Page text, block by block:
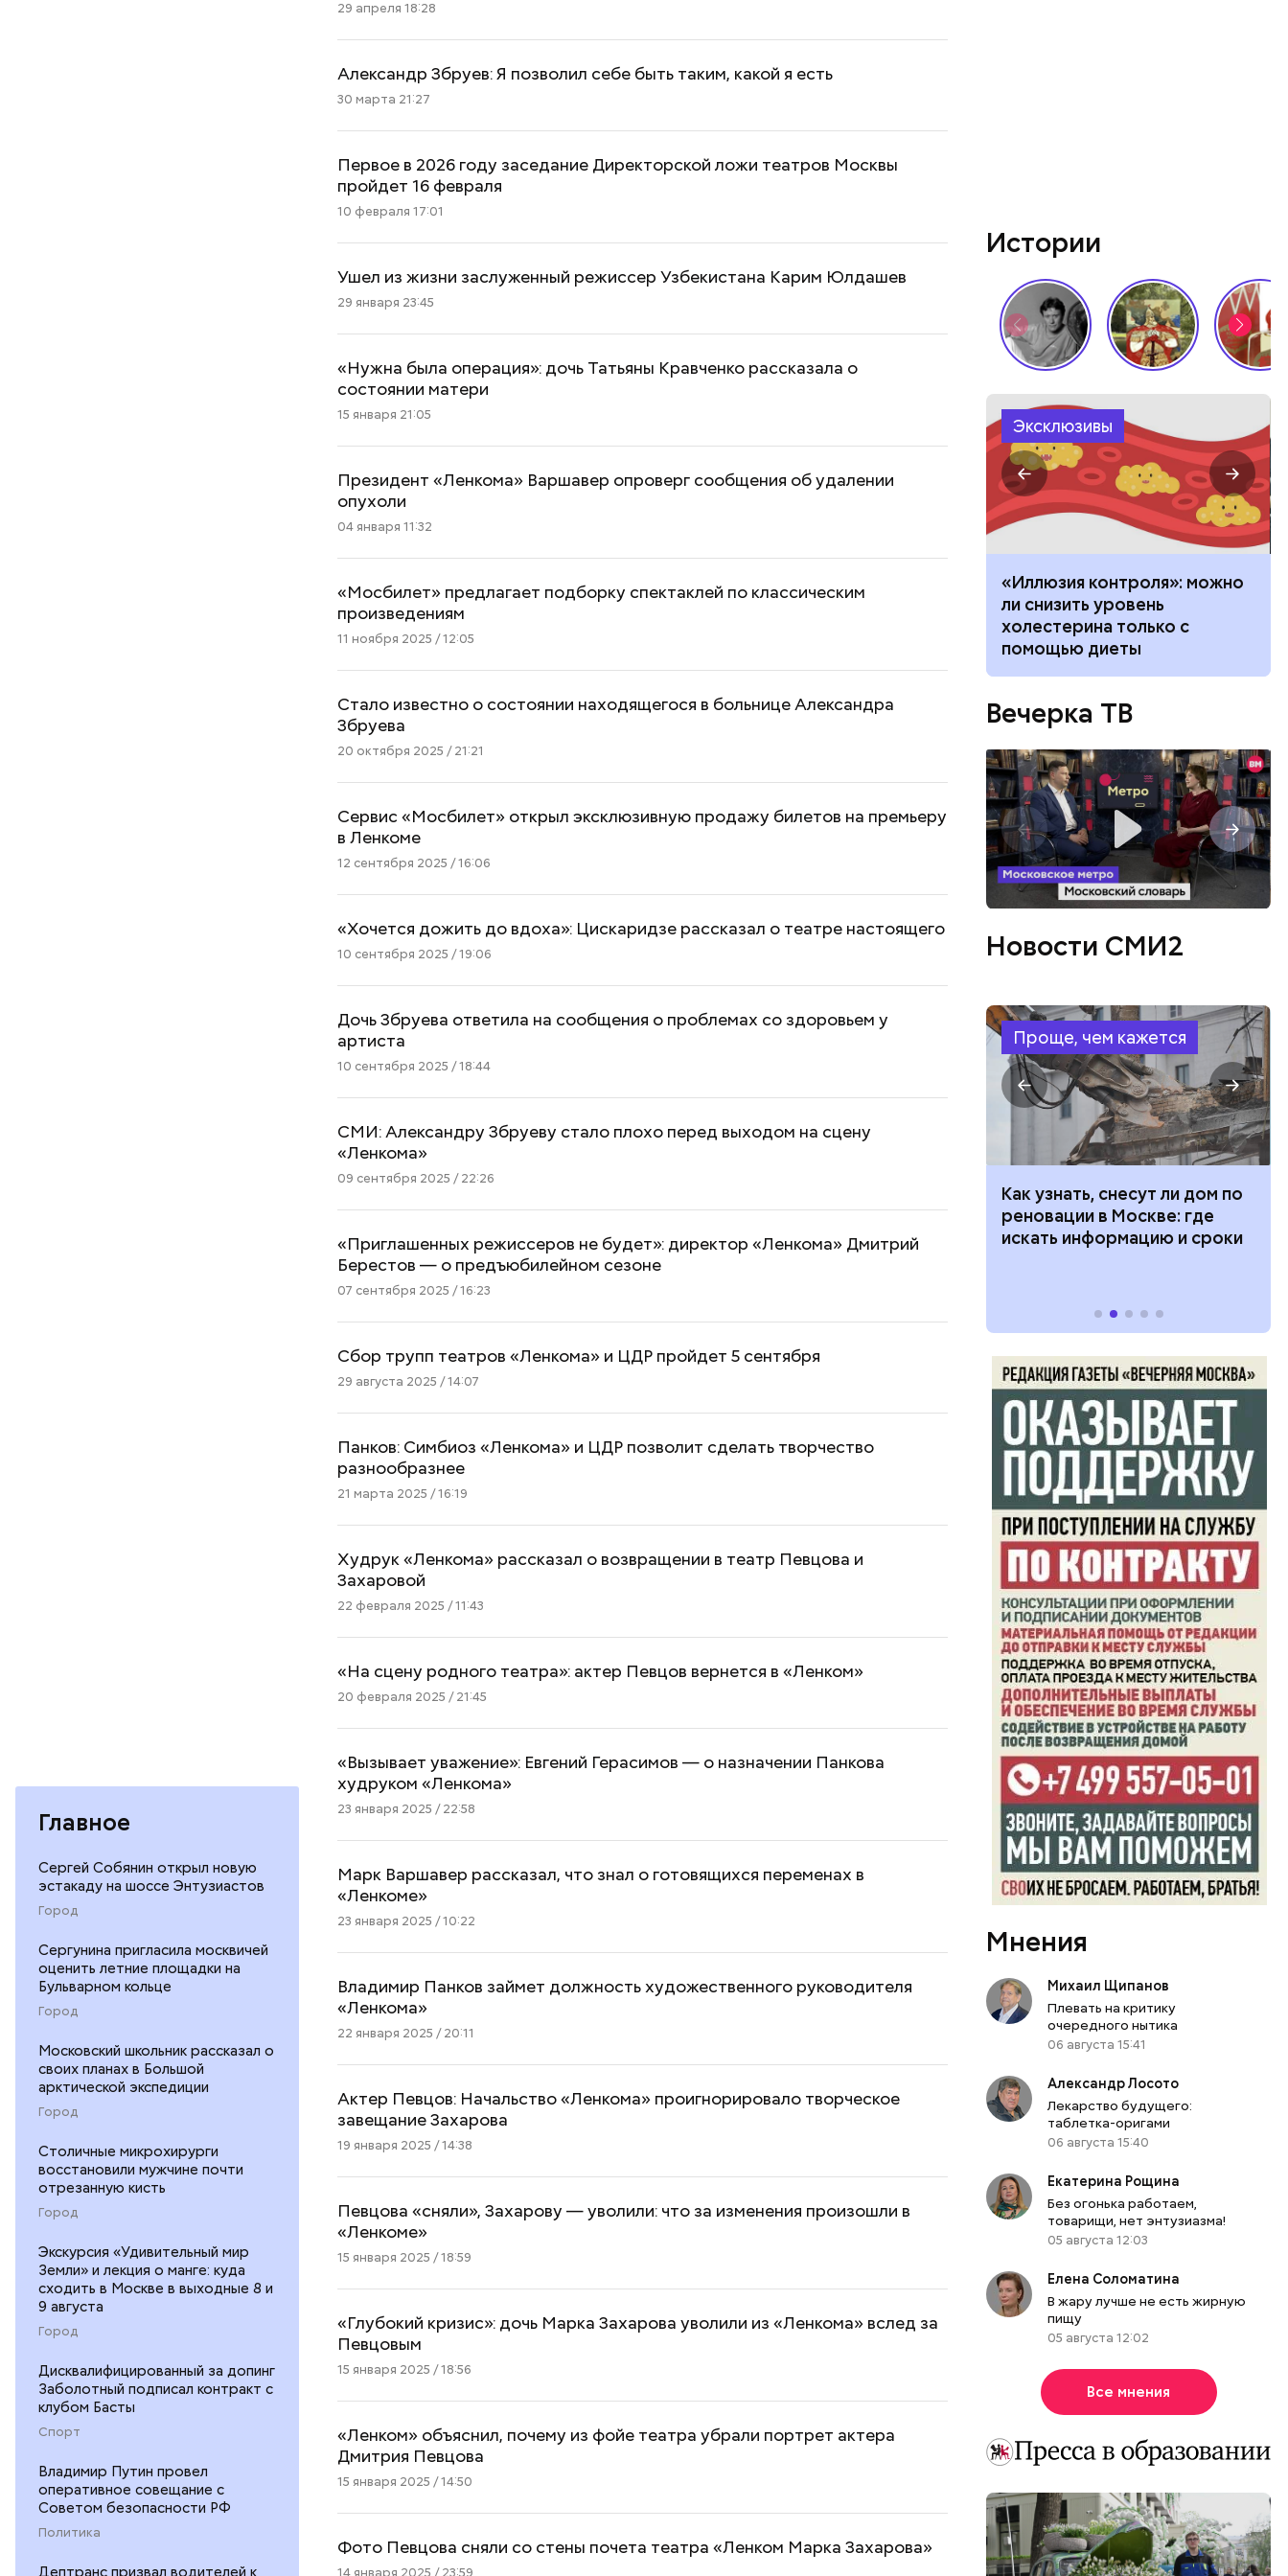
Главное
Сергей Собянин открыл новую
эстакаду на шоссе Энтузиастов
Город
Сергунина пригласила москвичей
оценить летние площадки на
Бульварном кольце
Город
Московский школьник рассказал о
своих планах в Большой
арктической экспедиции
Город
Столичные микрохирурги
восстановили мужчине почти
отрезанную кисть
Город
Экскурсия «Удивительный мир
Земли» и лекция о манге: куда
сходить в Москве в выходные 8 и
9 августа
Город
Дисквалифицированный за допинг
Заболотный подписал контракт с
клубом Басты
Спорт
Владимир Путин провел
оперативное совещание с
Советом безопасности РФ
Политика
29 апреля 18:28
Александр Збруев: Я позволил себе быть таким, какой я есть
30 марта 21:27
Первое в 2026 году заседание Директорской ложи театров Москвы
пройдет 16 февраля
10 февраля 17:01
Ушел из жизни заслуженный режиссер Узбекистана Карим Юлдашев
29 января 23:45
«Нужна была операция»: дочь Татьяны Кравченко рассказала о
состоянии матери
15 января 21:05
Президент «Ленкома» Варшавер опроверг сообщения об удалении
опухоли
04 января 11:32
«Мосбилет» предлагает подборку спектаклей по классическим
произведениям
11 ноября 2025 / 12:05
Стало известно о состоянии находящегося в больнице Александра
Збруева
20 октября 2025 / 21:21
Сервис «Мосбилет» открыл эксклюзивную продажу билетов на премьеру
в Ленкоме
12 сентября 2025 / 16:06
«Хочется дожить до вдоха»: Цискаридзе рассказал о театре настоящего
10 сентября 2025 / 19:06
Дочь Збруева ответила на сообщения о проблемах со здоровьем у
артиста
10 сентября 2025 / 18:44
СМИ: Александру Збруеву стало плохо перед выходом на сцену
«Ленкома»
09 сентября 2025 / 22:26
«Приглашенных режиссеров не будет»: директор «Ленкома» Дмитрий
Берестов — о предъюбилейном сезоне
07 сентября 2025 / 16:23
Сбор трупп театров «Ленкома» и ЦДР пройдет 5 сентября
29 августа 2025 / 14:07
Панков: Симбиоз «Ленкома» и ЦДР позволит сделать творчество
разнообразнее
21 марта 2025 / 16:19
Худрук «Ленкома» рассказал о возвращении в театр Певцова и
Захаровой
22 февраля 2025 / 11:43
«На сцену родного театра»: актер Певцов вернется в «Ленком»
20 февраля 2025 / 21:45
«Вызывает уважение»: Евгений Герасимов — о назначении Панкова
худруком «Ленкома»
23 января 2025 / 22:58
Марк Варшавер рассказал, что знал о готовящихся переменах в
«Ленкоме»
23 января 2025 / 10:22
Владимир Панков займет должность художественного руководителя
«Ленкома»
22 января 2025 / 20:11
Актер Певцов: Начальство «Ленкома» проигнорировало творческое
завещание Захарова
19 января 2025 / 14:38
Певцова «сняли», Захарову — уволили: что за изменения произошли в
«Ленкоме»
15 января 2025 / 18:59
«Глубокий кризис»: дочь Марка Захарова уволили из «Ленкома» вслед за
Певцовым
15 января 2025 / 18:56
«Ленком» объяснил, почему из фойе театра убрали портрет актера
Дмитрия Певцова
15 января 2025 / 14:50
Фото Певцова сняли со стены почета театра «Ленком Марка Захарова»
14 января 2025 / 23:59
Истории
Эксклюзивы
«Семьей это назвать
сложно»: как зависимость от
смартфона убивает любовь в
паре
Дебошир и «гроза»
силовиков: кто такой Роберт
«Иллюзия контроля»: можно
ли снизить уровень
холестерина только с
помощью диеты
Вечерка ТВ
Новости СМИ2
Проще, чем кажется
не получить штраф
рублей от государства при
трудной ситуации: кто может
претендовать и какие нужны
Как узнать, снесут ли дом по
реновации в Москве: где
искать информацию и сроки
Мнения
Михаил Щипанов
Плевать на критику
очередного нытика
06 августа 15:41
Александр Лосото
Лекарство будущего:
таблетка-оригами
06 августа 15:40
Екатерина Рощина
Без огонька работаем,
товарищи, нет энтузиазма!
05 августа 12:03
Елена Соломатина
В жару лучше не есть жирную
пищу
05 августа 12:02
Все мнения